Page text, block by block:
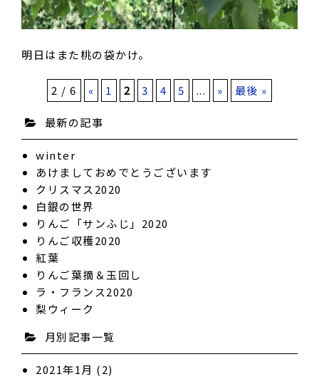
明日はまた桃の袋かけ。
2 / 6 « 1 2 3 4 5 ... » 最後 »
最新の記事
winter
あけましておめでとうございます
クリスマス2020
白銀の世界
りんご「サンふじ」2020
りんご収穫2020
紅葉
りんご葉摘＆玉回し
ラ・フランス2020
梨ウィーク
月別記事一覧
2021年1月 (2)